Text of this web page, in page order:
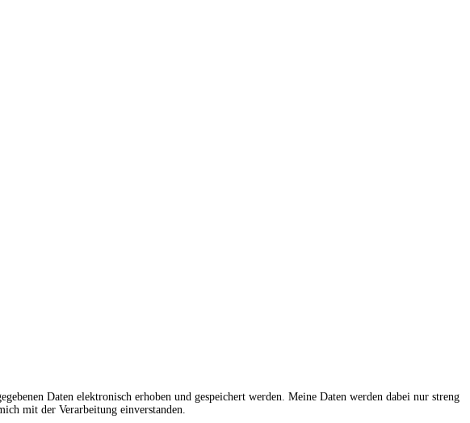
Daten elektronisch erhoben und gespeichert werden. Meine Daten werden dabei nur streng
mit der Verarbeitung einverstanden.